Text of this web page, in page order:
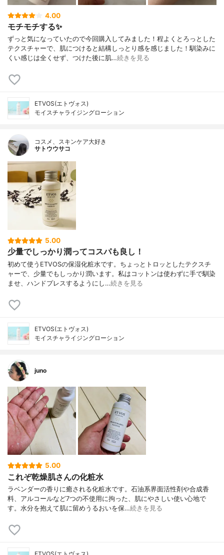
4.00
モチモチする✨
ずっと気になっていたので今回購入してみました！程よくとろっとした
テクスチャーで、肌につけると結構しっとり感を感じました！馴染みに
くい感じは全くせず、つけた後に肌…続きを見る
ETVOS(エトヴォス)
モイスチャライジングローション
コスメ、スキンケア大好き
サトウウサコ
5.00
少量でしっかり潤ってコスパも良し！
初めて使うETVOSの保湿化粧水です。ちょっとトロッとしたテクスチ
ャーで、少量でもしっかり潤います。私はコットンは使わずに手で馴染
ませ、ハンドプレスするようにし…続きを見る
ETVOS(エトヴォス)
モイスチャライジングローション
juno
5.00
これぞ乾燥肌さんの化粧水
ラベンダーの香りに癒される化粧水です。石油系界面活性剤や合成香
料、アルコールなど7つの不使用に拘った、肌にやさしい使い心地で
す。水分を抱えて肌に留めうるおいを保…続きを見る